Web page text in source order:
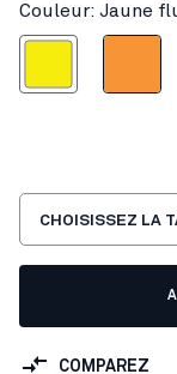
Couleur: Jaune
CHOISISSEZ LA
COMPAREZ